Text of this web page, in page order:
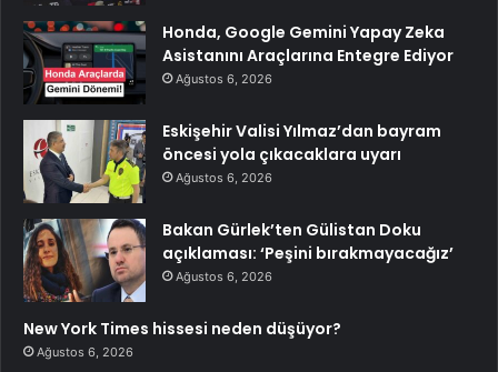
Honda, Google Gemini Yapay Zeka
Asistanını Araçlarına Entegre Ediyor
Ağustos 6, 2026
Eskişehir Valisi Yılmaz’dan bayram
öncesi yola çıkacaklara uyarı
Ağustos 6, 2026
Bakan Gürlek’ten Gülistan Doku
açıklaması: ‘Peşini bırakmayacağız’
Ağustos 6, 2026
New York Times hissesi neden düşüyor?
Ağustos 6, 2026